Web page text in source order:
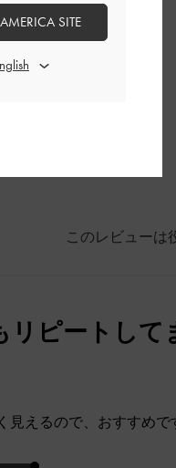
このレビューは
ピートして
えるので、おすすめで
SITE